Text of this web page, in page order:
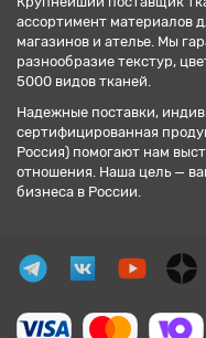
ассортимент материалов
магазинов и ателье. Мы
разнообразие текстур,
5000 видов тканей.
Надежные поставки,
сертифицированная
Россия) помогают нам
отношения. Наша цель —
бизнеса в России.